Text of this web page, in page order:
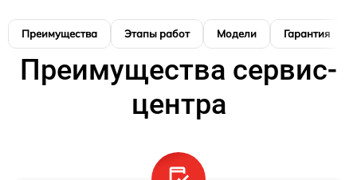
Преимущества Этапы работ Модели Гарантия
Преимущества сервис-
центра